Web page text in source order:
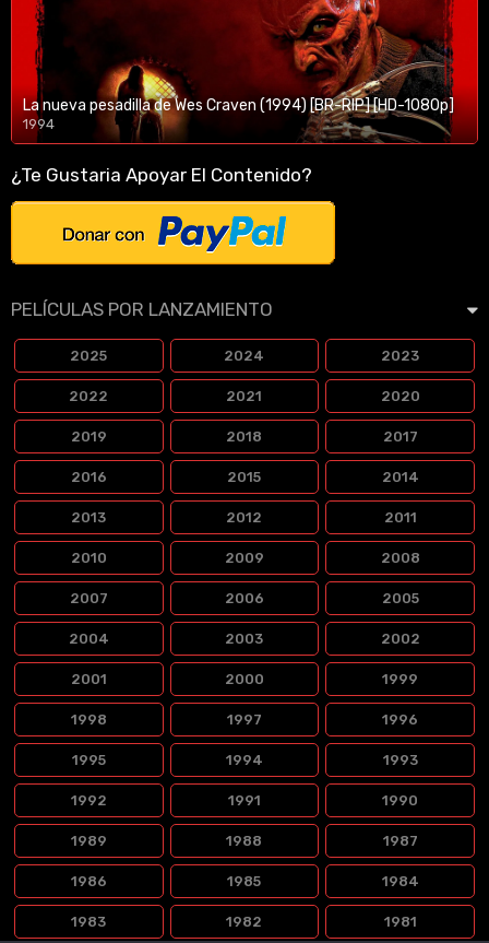
La nueva pesadilla de Wes Craven (1994) [BR-RIP] [HD-1080p]
1994
1080p/720p
¿Te Gustaria Apoyar El Contenido?
PELÍCULAS POR LANZAMIENTO
2025 2024 2023
2022 2021 2020
2019 2018 2017
2016 2015 2014
2013 2012 2011
2010 2009 2008
2007 2006 2005
2004 2003 2002
2001 2000 1999
1998 1997 1996
1995 1994 1993
1992 1991 1990
1989 1988 1987
1986 1985 1984
1983 1982 1981